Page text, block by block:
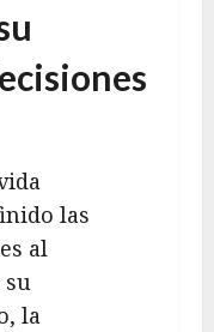
las
al
su
la